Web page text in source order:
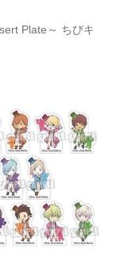
Plate～ ちびキ